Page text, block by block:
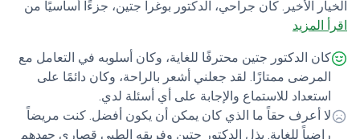
الأخير. كان جراحي، الدكتور بوغرا جتين، جزءًا أساسيًا من
العلاجية؛ فقد كان صريحًا بشأن فترة النقاهة والتوقعات،
المرنة. كان دعم العيادة موثوقًا به. لقد زودوني بدليل
للعناية اللاحقة، وكان التواصل معهم سهلًا. ما زال الوقت
لذا من السابق لأوانه الحديث عن النتيجة النهائية، ولكن في
الرابع بعد الجراحة، الأمور تسير على ما يرام حتى الآن. لم
الدكتور جتين محترفًا للغاية، وكان أسلوبه في التعامل مع
ممتازًا. لقد جعلني أشعر بالراحة، وكان دائمًا على
للاستماع والإجابة على أي أسئلة لدي.
أعرف حقاً ما الذي كان يمكن أن يكون أفضل. كنت مريضاً
للغاية. بذل الدكتور جتين وفريقه الطبي قصارى جهدهم